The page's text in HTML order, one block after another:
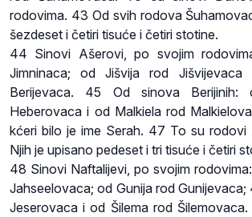
rodovima. 43 Od svih rodova
šezdeset i četiri tisuće i četiri stotine.
44 Sinovi Ašerovi, po svojim
Jimninaca; od Jišvija rod
Berijevaca. 45 Od sinova Berijinih:
Heberovaca i od Malkiela rod
kćeri bilo je ime Serah. 47 To su rodovi
Njih je upisano pedeset i tri tisuće i četiri
48 Sinovi Naftalijevi, po svojim
Jahseelovaca; od Gunija rod
Jeserovaca i od Šilema rod